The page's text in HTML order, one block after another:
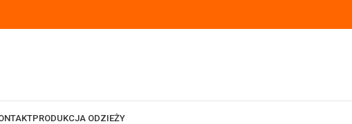
PRODUKCJA ODZIEŻY